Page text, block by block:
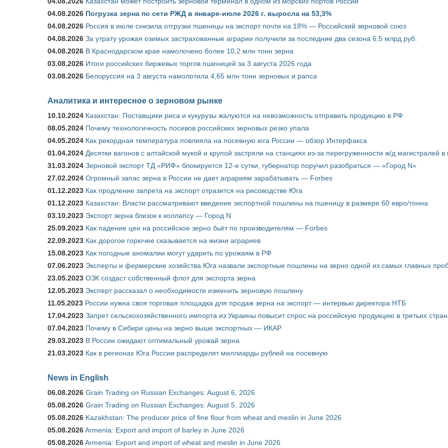
04.08.2026 Погрузка зерна по сети РЖД в январе-июле 2026 г. выросла на 53,3%
04.08.2026 Россия в июле снизила отгрузки пшеницы на экспорт почти на 18% — Российский зерновой союз
04.08.2026 За утрату урожая озимых застрахованные аграрии получили за последние два сезона 6,5 млрд руб.
04.08.2026 В Краснодарском крае намолочено более 10,2 млн тонн зерна
03.08.2026 Итоги российских биржевых торгов пшеницей за 3 августа 2026 года
03.08.2026 Белоруссия на 3 августа намолотила 4,65 млн тонн зерновых и рапса
Аналитика и интересное о зерновом рынке
10.10.2024 Казахстан: Поставщики риса и кукурузы жалуются на невозможность отправить продукцию в РФ
08.05.2024 Почему технологичность посевов российских зерновых резко упала
04.05.2024 Как рекордная температура повлияла на посевную юга России — обзор Интерфакса
01.04.2024 Десятки вагонов с алтайской мукой и крупой застряли на станциях из-за перегруженности ж/д магистралей в
31.03.2024 Зерновой экспорт ТД «РИФ» блокируется 12-е сутки, губернатор поручил разобраться — «Город N»
27.02.2024 Огромный запас зерна в России не дает аграриям зарабатывать — Forbes
01.12.2023 Как продление запрета на экспорт отразится на рисоводстве Юга
01.12.2023 Казахстан: Власти рассматривают введение экспортной пошлины на пшеницу в размере 60 евро/тонна
03.10.2023 Экспорт зерна близок к коллапсу — Город N
25.09.2023 Как падение цен на российское зерно бьёт по производителям — Forbes
22.09.2023 Как дорогое горючее сказывается на жизни аграриев
15.08.2023 Как погодные аномалии могут ударить по урожаям в РФ
07.06.2023 Эксперты и фермерские хозяйства Юга назвали экспортные пошлины на зерно одной из самых главных
23.05.2023 ОЗК создаст собственный флот для экспорта зерна
12.05.2023 Эксперт рассказал о необходимости изменить зерновую пошлину
11.05.2023 России нужна своя торговая площадка для продаж зерна на экспорт — интервью директора НТБ
17.04.2023 Запрет сельскохозяйственного импорта из Украины повысит спрос на российскую продукцию в третьих
07.04.2023 Почему в Сибири цены на зерно выше экспортных — ИКАР
29.03.2023 В России ожидают оптимальный урожай зерна
21.03.2023 Как в регионах Юга России распределят миллиарды рублей на посевную
News in English
06.08.2026 Grain Trading on Russian Exchanges: August 6, 2026
05.08.2026 Grain Trading on Russian Exchanges: August 5, 2026
05.08.2026 Kazakhstan: The producer price of fine flour from wheat and meslin in June 2026
05.08.2026Armenia: Export and import of barley in June 2026
05.08.2026Armenia: Export and import of wheat and meslin in June 2026